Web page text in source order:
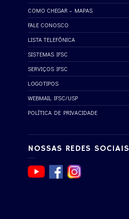
COMO CHEGAR – MAPAS
FALE CONOSCO
LISTA TELEFÔNICA
SISTEMAS IFSC
SERVIÇOS IFSC
LOGOTIPOS
WEBMAIL IFSC/USP
POLÍTICA DE PRIVACIDADE
NOSSAS REDES SOCIAIS